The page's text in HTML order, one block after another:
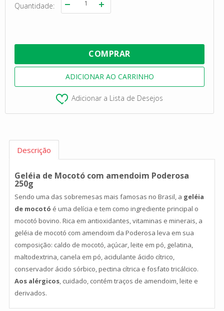
Quantidade
Adicionar a Lista de Desejos
Descrição
Geléia de Mocotó com amendoim Poderosa
250g
Sendo uma das sobremesas mais famosas no Brasil, a geléia
de mocotó é uma delícia e tem como ingrediente principal o
mocotó bovino. Rica em antioxidantes, vitaminas e minerais, a
geléia de mocotó com amendoim da Poderosa leva em sua
composição: caldo de mocotó, açúcar, leite em pó, gelatina,
maltodextrina, canela em pó, acidulante ácido cítrico,
conservador ácido sórbico, pectina cítrica e fosfato tricálcico.
Aos alérgicos , cuidado, contém traços de amendoim, leite e
derivados.